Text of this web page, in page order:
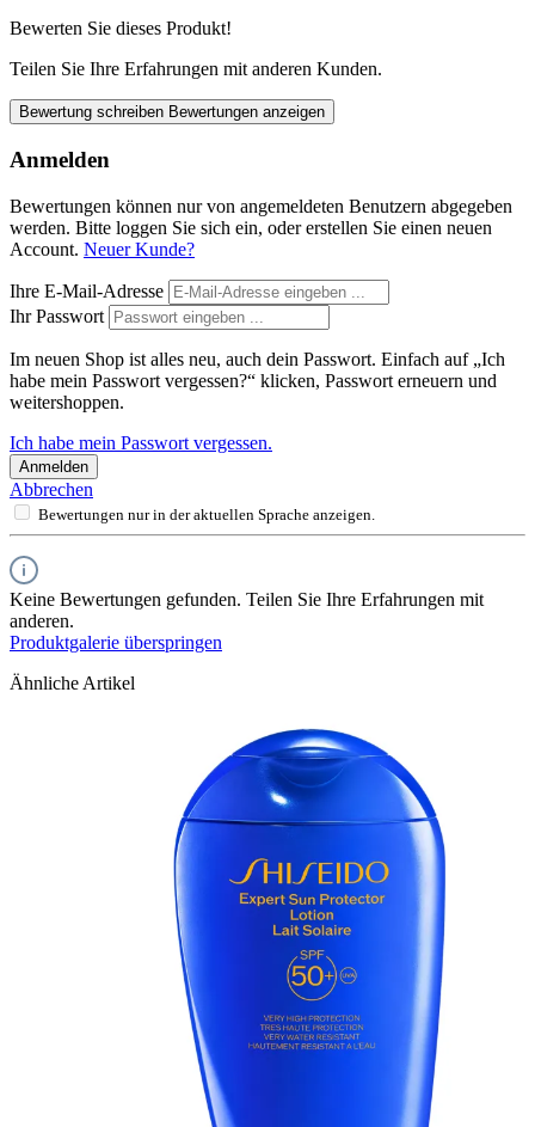
Bewerten Sie dieses Produkt!
Teilen Sie Ihre Erfahrungen mit anderen Kunden.
Bewertung schreiben Bewertungen anzeigen
Anmelden
Bewertungen können nur von angemeldeten Benutzern abgegeben
werden. Bitte loggen Sie sich ein, oder erstellen Sie einen neuen
Account. Neuer Kunde?
Ihre E-Mail-Adresse
Ihr Passwort
Im neuen Shop ist alles neu, auch dein Passwort. Einfach auf „Ich
habe mein Passwort vergessen?“ klicken, Passwort erneuern und
weitershoppen.
Ich habe mein Passwort vergessen.
Anmelden
Abbrechen
Bewertungen nur in der aktuellen Sprache anzeigen.
Keine Bewertungen gefunden. Teilen Sie Ihre Erfahrungen mit
anderen.
Produktgalerie überspringen
Ähnliche Artikel